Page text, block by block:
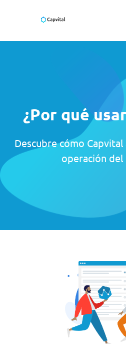
¿Por qué
Descubre cómo Capvital
operación del